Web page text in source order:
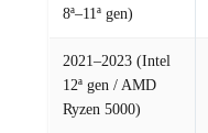
8ª–11ª gen)
2021–2023 (Intel
12ª gen / AMD
Ryzen 5000)